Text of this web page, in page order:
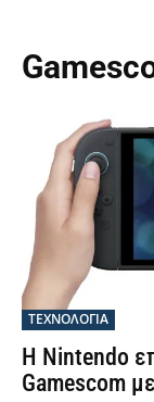
ΤΕΧΝΟΛΟΓΙΑ
Η Nintendo
Gamescom